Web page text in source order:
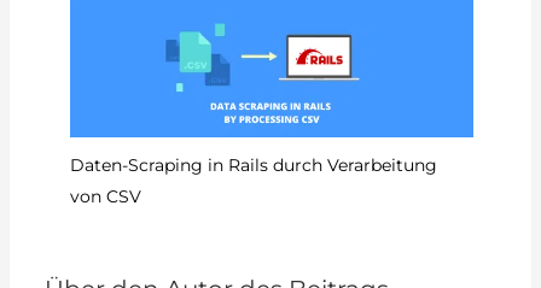
Daten-Scraping in Rails durch Verarbeitung
von CSV